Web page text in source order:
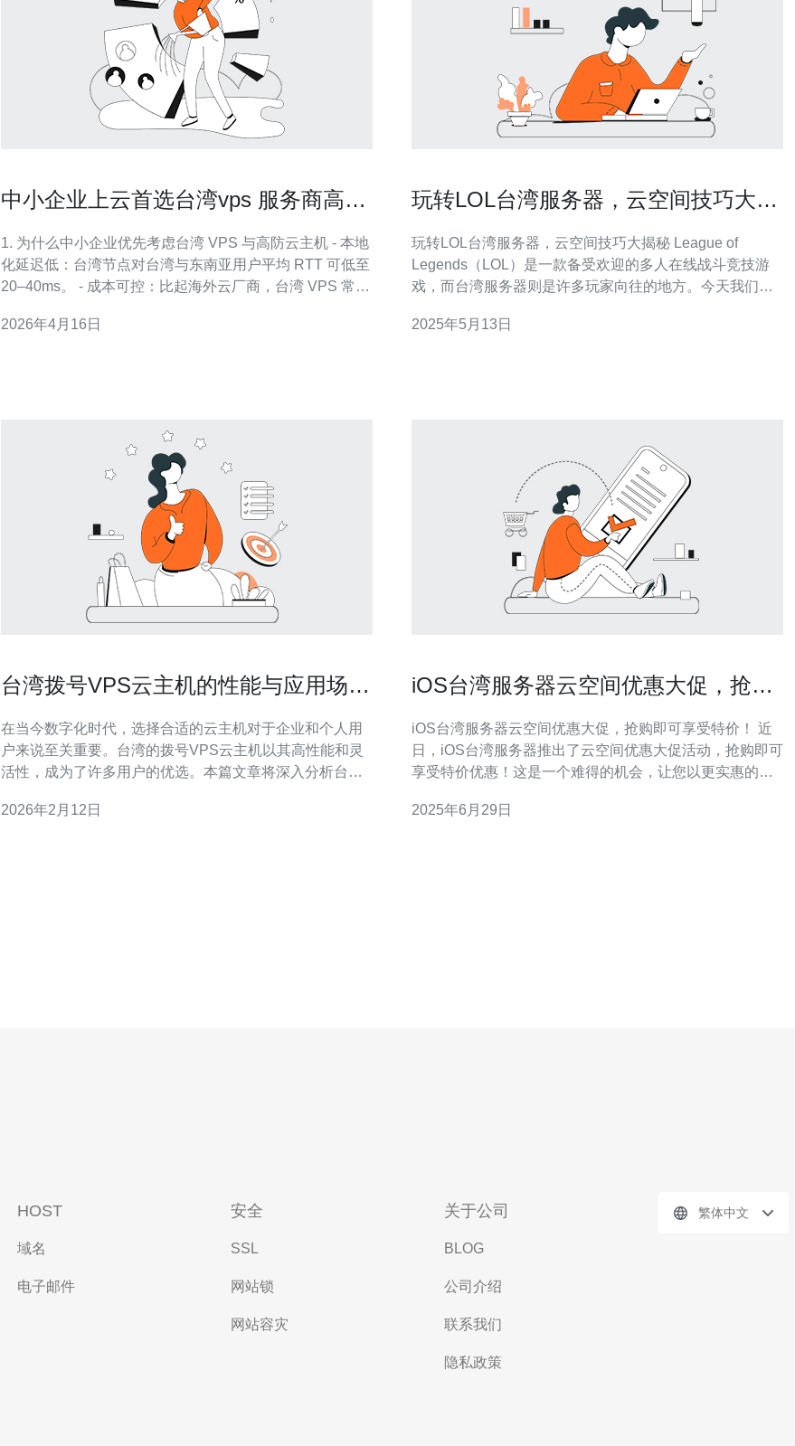
中小企业上云首选台湾vps 服务商高防
1. 为什么中小企业优先考虑台湾 VPS 与高防云主机 - 本地
化延迟低：台湾节点对台湾与东南亚用户平均 RTT 可低至
20–40ms。 - 成本可控：比起海外云厂商，台湾 VPS 常见
主权：台湾服务器更易满足本地法规与付款、发票需求。 -
2026年4月16日
玩转LOL台湾服务器，云空间技巧大揭
玩转LOL台湾服务器，云空间技巧大揭秘 League of
Legends（LOL）是一款备受欢迎的多人在线战斗竞技游
戏，而台湾服务器则是许多玩家向往的地方。今天我们将
器。 首先，选择一个可靠的云空间提供商至关重要。推荐
2025年5月13日
台湾拨号VPS云主机的性能与应用场景
在当今数字化时代，选择合适的云主机对于企业和个人用
户来说至关重要。台湾的拨号VPS云主机以其高性能和灵
活性，成为了许多用户的优选。本篇文章将深入分析台湾
提供全面的参考。 台湾拨号VPS云主机的性能特点是什
2026年2月12日
iOS台湾服务器云空间优惠大促，抢购
iOS台湾服务器云空间优惠大促，抢购即可享受特价！ 近
日，iOS台湾服务器推出了云空间优惠大促活动，抢购即可
享受特价优惠！这是一个难得的机会，让您以更实惠的价
湾服务器提供了多种云空间套餐可供选择，满足不同用户
2025年6月29日
HOST
域名
电子邮件
安全
SSL
网站锁
网站容灾
关于公司
BLOG
公司介绍
联系我们
隐私政策
繁体中文